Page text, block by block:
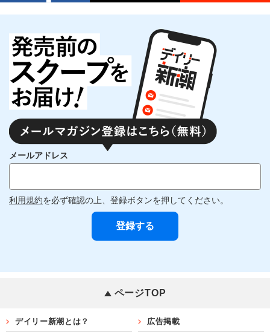
メールアドレス
利用規約を必ず確認の上、登録ボタンを押してください。
ページTOP
デイリー新潮とは？ 広告掲載